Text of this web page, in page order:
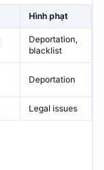
Hình phạt
Deportation,
blacklist
Deportation
Legal issues